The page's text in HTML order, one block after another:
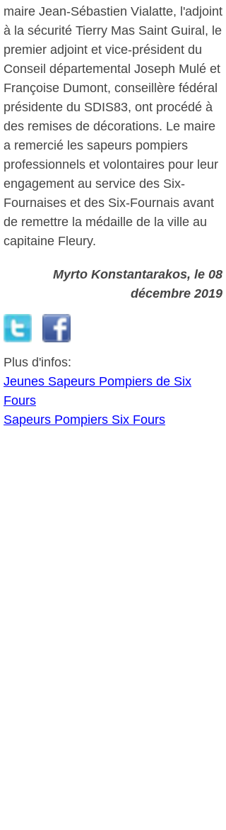
maire Jean-Sébastien Vialatte, l'adjoint
à la sécurité Tierry Mas Saint Guiral, le
premier adjoint et vice-président du
Conseil départemental Joseph Mulé et
Françoise Dumont, conseillère fédéral
présidente du SDIS83, ont procédé à
des remises de décorations. Le maire
a remercié les sapeurs pompiers
professionnels et volontaires pour leur
engagement au service des Six-
Fournaises et des Six-Fournais avant
de remettre la médaille de la ville au
capitaine Fleury.
Myrto Konstantarakos, le 08
décembre 2019
Plus d'infos:
Jeunes Sapeurs Pompiers de Six
Fours
Sapeurs Pompiers Six Fours